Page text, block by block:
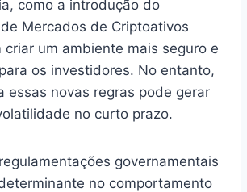
como a introdução do
Mercados de Criptoativos
criar um ambiente mais seguro e
os investidores. No entanto,
essas novas regras pode gerar
no curto prazo.
governamentais
no comportamento